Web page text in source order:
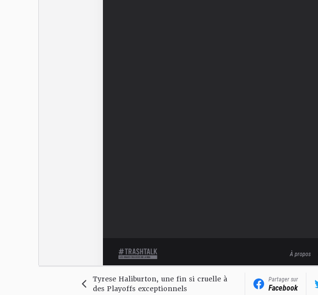
À propos
Tyrese Haliburton, une fin si cruelle à
des Playoffs exceptionnels
Partager sur
Facebook